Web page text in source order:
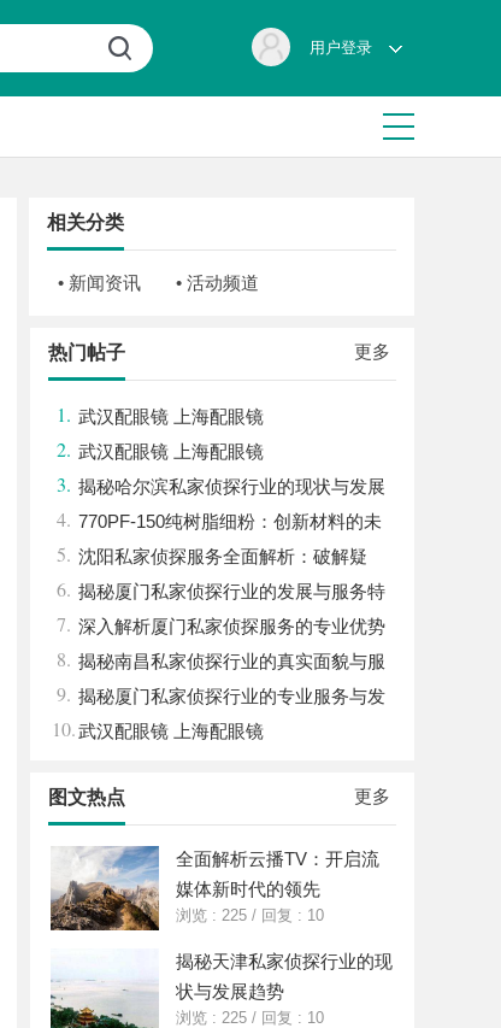
用户登录
相关分类
• 新闻资讯 • 活动频道
更多
热门帖子
1. 武汉配眼镜 上海配眼镜
2. 武汉配眼镜 上海配眼镜
3. 揭秘哈尔滨私家侦探行业的现状与发展
趋势
4. 770PF-150纯树脂细粉：创新材料的未
来
5. 沈阳私家侦探服务全面解析：破解疑
云，守护真相的专家助力
6. 揭秘厦门私家侦探行业的发展与服务特
色详解
7. 深入解析厦门私家侦探服务的专业优势
与实际应用
8. 揭秘南昌私家侦探行业的真实面貌与服
务价值详解
9. 揭秘厦门私家侦探行业的专业服务与发
展趋势
10.武汉配眼镜 上海配眼镜
更多
图文热点
全面解析云播TV：开启流
媒体新时代的领先
浏览 : 225 / 回复 : 10
揭秘天津私家侦探行业的现
状与发展趋势
浏览 : 225 / 回复 : 10